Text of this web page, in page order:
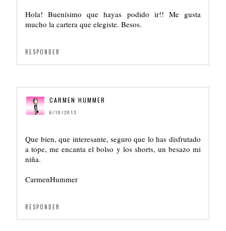
Hola! Buenísimo que hayas podido ir!! Me gusta
mucho la cartera que elegiste. Besos.
RESPONDER
CARMEN HUMMER
6/10/2013
Que bien, que interesante, seguro que lo has disfrutado
a tope, me encanta el bolso y los shorts, un besazo mi
niña.
CarmenHummer
RESPONDER